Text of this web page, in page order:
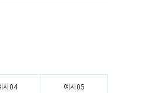
시04 예시05